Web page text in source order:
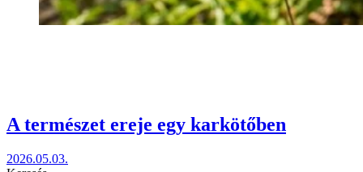
A természet ereje egy karkötőben
2026.05.03.